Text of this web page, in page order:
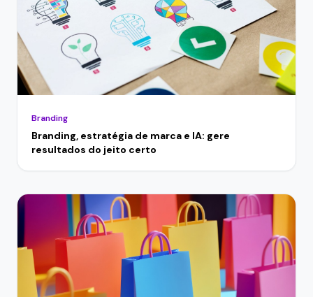
Branding
Branding, estratégia de marca e IA: gere
resultados do jeito certo